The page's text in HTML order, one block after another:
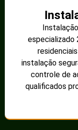
especializado
instalação
controle de
qualificados